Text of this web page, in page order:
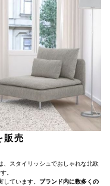
販売
、スタイリッシュでおしゃれな北欧
。
ています。 ブランド内に数多くの